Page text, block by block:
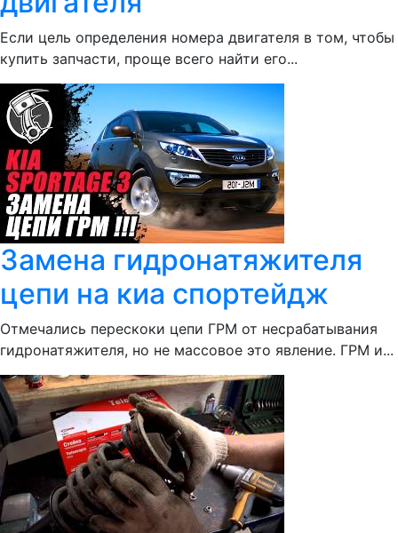
Если цель определения номера двигателя в том, чтобы
купить запчасти, проще всего найти его...
Замена гидронатяжителя
цепи на киа спортейдж
Отмечались перескоки цепи ГРМ от несрабатывания
гидронатяжителя, но не массовое это явление. ГРМ и...